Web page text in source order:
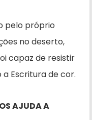
pelo próprio
no deserto,
capaz de re­sistir
Escritura de cor.
AJUDA A